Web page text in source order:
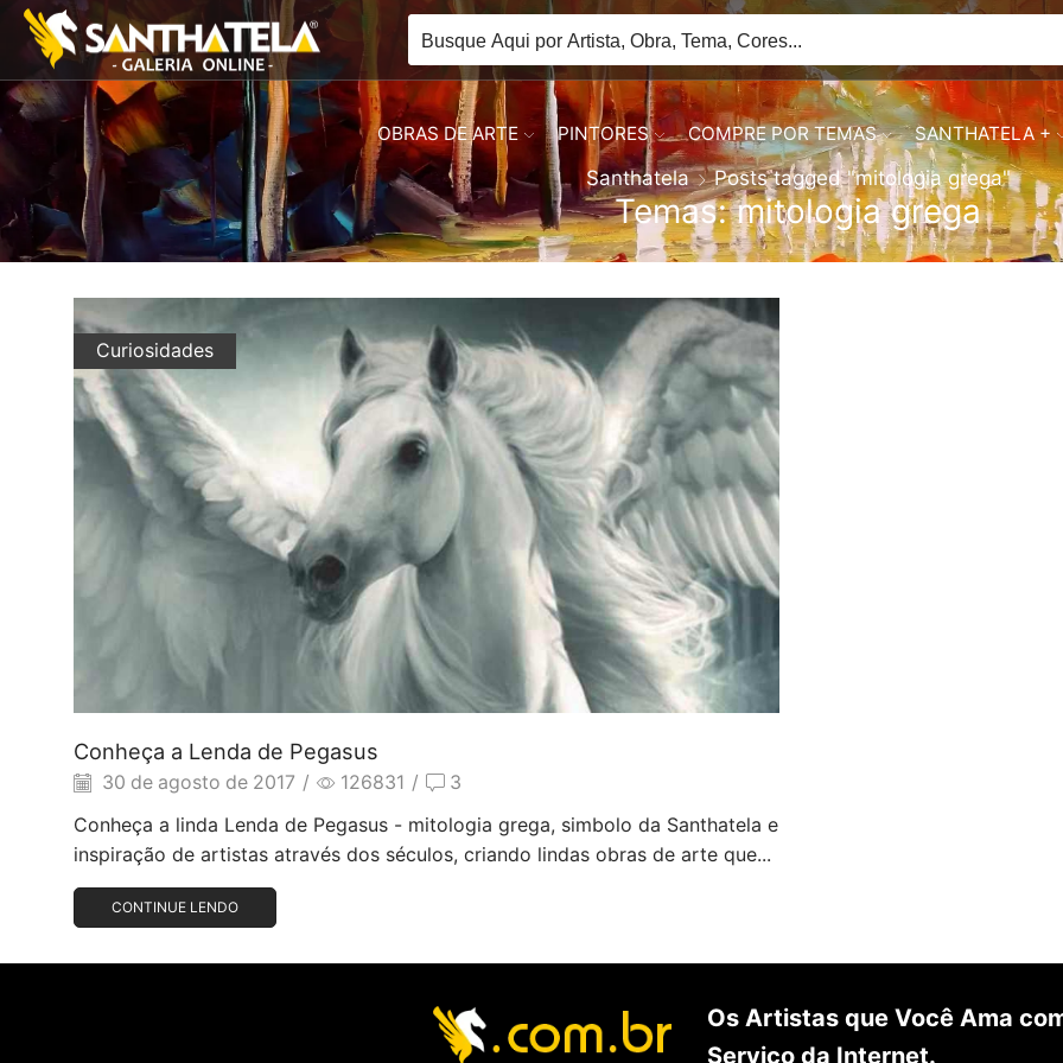
OBRAS DE ARTE PINTORES COMPRE POR TEMAS SANTHATELA +
Santhatela Posts tagged "mitologia grega"
Temas: mitologia grega
Curiosidades
Conheça a Lenda de Pegasus
30 de agosto de 2017 / 126831 / 3
Conheça a linda Lenda de Pegasus - mitologia grega, simbolo da Santhatela e
inspiração de artistas através dos séculos, criando lindas obras de arte que...
CONTINUE LENDO
Os Artistas que Você Ama
Serviço da Internet.